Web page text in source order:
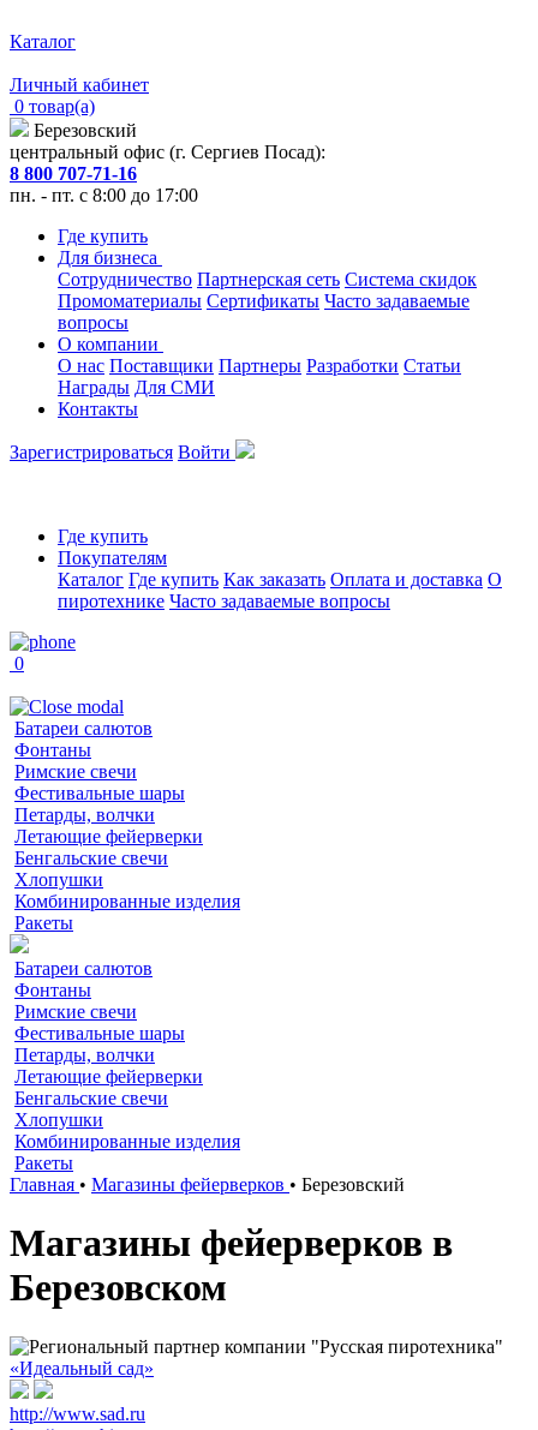
Каталог
Личный кабинет
0 товар(а)
Березовский
центральный офис (г. Сергиев Посад):
8 800 707-71-16
пн. - пт. с 8:00 до 17:00
Где купить
Для бизнеса
Сотрудничество Партнерская сеть Система скидок
Промоматериалы Сертификаты Часто задаваемые
вопросы
О компании
О нас Поставщики Партнеры Разработки Статьи
Награды Для СМИ
Контакты
Зарегистрироваться Войти
Где купить
Покупателям
Каталог Где купить Как заказать Оплата и доставка О
пиротехнике Часто задаваемые вопросы
0
Батареи салютов
Фонтаны
Римские свечи
Фестивальные шары
Петарды, волчки
Летающие фейерверки
Бенгальские свечи
Хлопушки
Комбинированные изделия
Ракеты
Батареи салютов
Фонтаны
Римские свечи
Фестивальные шары
Петарды, волчки
Летающие фейерверки
Бенгальские свечи
Хлопушки
Комбинированные изделия
Ракеты
Главная • Магазины фейерверков • Березовский
Магазины фейерверков в
Березовском
«Идеальный сад»
http://www.sad.ru